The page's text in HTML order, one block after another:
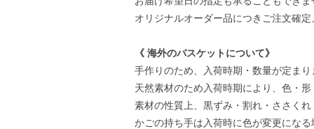
オリジナルオーダー品につきご注文確
《 海外のバスケットについて》
手作りのため、入荷時期・数量が定まり
天然素材のため入荷時期により、色・
素材の性質上、黒ずみ・割れ・ささく
かごの持ち手は入荷時に色が変更にな